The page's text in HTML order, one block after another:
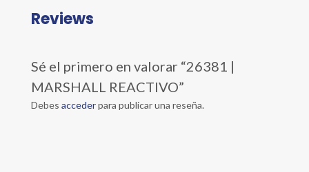
Reviews
Sé el primero en valorar “26381 |
MARSHALL REACTIVO”
Debes accederpara publicar una reseña.